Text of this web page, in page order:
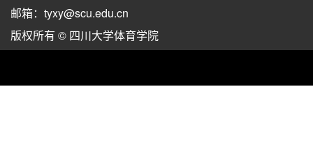
邮箱：tyxy@scu.edu.cn
版权所有 © 四川大学体育学院